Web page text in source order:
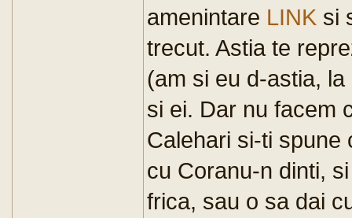
amenintare LINK si
trecut. Astia te
(am si eu d-astia,
si ei. Dar nu facem
Calehari si-ti spune
cu Coranu-n dinti,
frica, sau o sa dai